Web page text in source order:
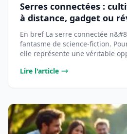
Serres connectées :
à distance, gadget ou
En bref La serre connectée
fantasme de science-fiction.
elle représente une véritable
Lire l'article